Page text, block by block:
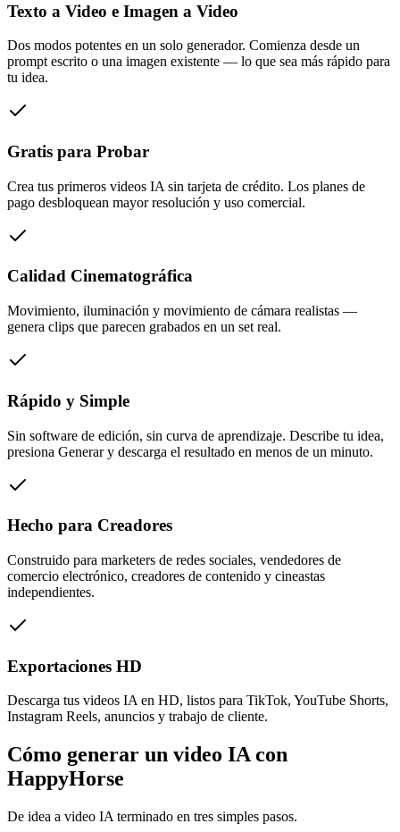
Texto a Video e Imagen a Video
Dos modos potentes en un solo generador. Comienza desde un
prompt escrito o una imagen existente — lo que sea más rápido para
tu idea.
Gratis para Probar
Crea tus primeros videos IA sin tarjeta de crédito. Los planes de
pago desbloquean mayor resolución y uso comercial.
Calidad Cinematográfica
Movimiento, iluminación y movimiento de cámara realistas —
genera clips que parecen grabados en un set real.
Rápido y Simple
Sin software de edición, sin curva de aprendizaje. Describe tu idea,
presiona Generar y descarga el resultado en menos de un minuto.
Hecho para Creadores
Construido para marketers de redes sociales, vendedores de
comercio electrónico, creadores de contenido y cineastas
independientes.
Exportaciones HD
Descarga tus videos IA en HD, listos para TikTok, YouTube Shorts,
Instagram Reels, anuncios y trabajo de cliente.
Cómo generar un video IA con
HappyHorse
De idea a video IA terminado en tres simples pasos.